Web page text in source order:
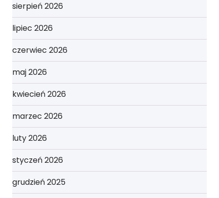
sierpień 2026
lipiec 2026
czerwiec 2026
maj 2026
kwiecień 2026
marzec 2026
luty 2026
styczeń 2026
grudzień 2025